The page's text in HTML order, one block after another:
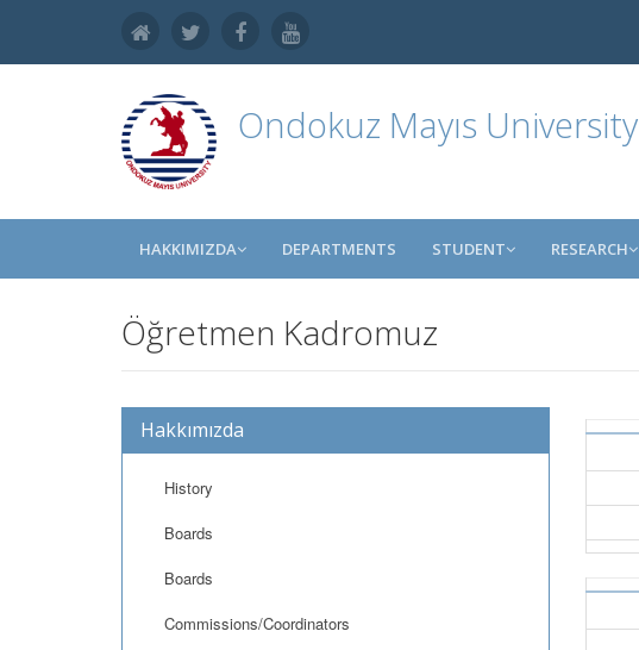
Ondokuz Mayıs University
HAKKIMIZDA DEPARTMENTS STUDENT RESEARCH
Öğretmen Kadromuz
Hakkımızda
History
Boards
Boards
Commissions/Coordinators